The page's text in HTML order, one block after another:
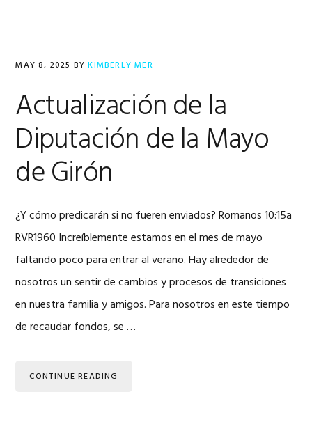
MAY 8, 2025 BYKIMBERLY MER
Actualización de la
Diputación de la Mayo
de Girón
¿Y cómo predicarán si no fueren enviados? Romanos 10:15a
RVR1960 Increíblemente estamos en el mes de mayo
faltando poco para entrar al verano. Hay alrededor de
nosotros un sentir de cambios y procesos de transiciones
en nuestra familia y amigos. Para nosotros en este tiempo
de recaudar fondos, se …
CONTINUE READING